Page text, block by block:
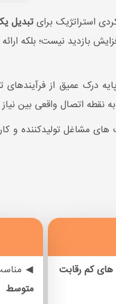
استراتژیک برایتبدیل
بازدید نیست؛ بلکه
درک عمیق از فرآیندهای
اتصال واقعی بین
مشاغل تولیدکننده و
هایکم رقابت
◀
متوسط